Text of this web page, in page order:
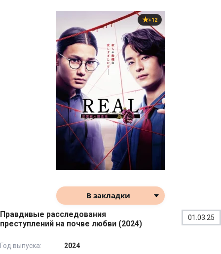
+12
В закладки
Правдивые расследования
преступлений на почве любви (2024)
01.03.25
Год выпуска:
2024